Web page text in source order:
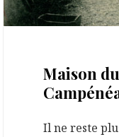
Maison
Il ne reste